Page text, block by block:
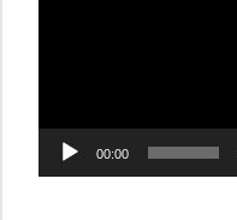
00:00